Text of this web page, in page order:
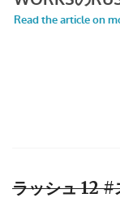
ラッシュ 12 #